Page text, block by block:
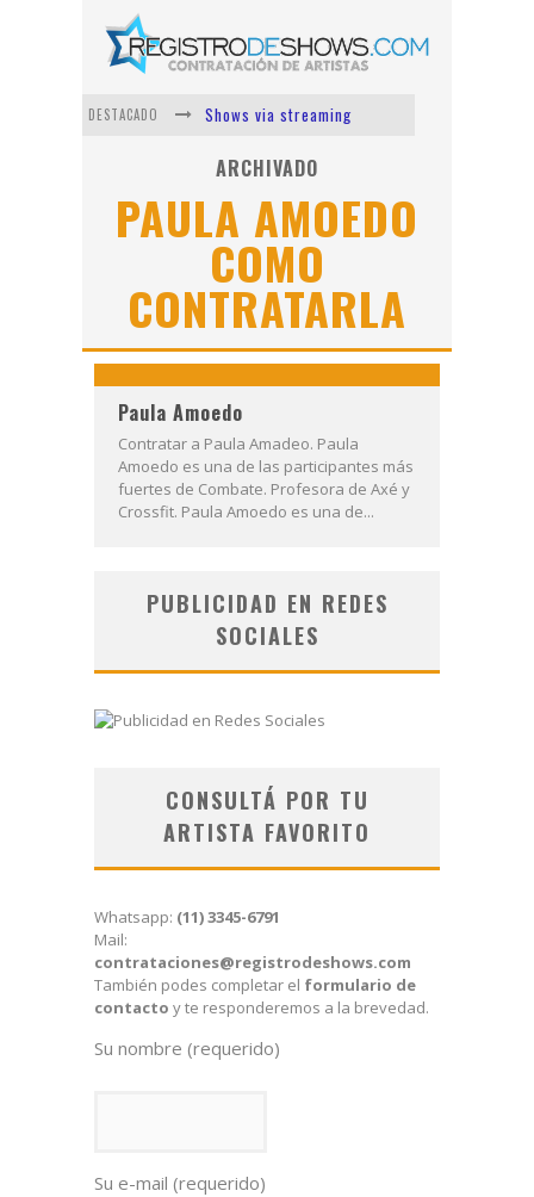
DESTACADO
Shows via streaming
Lit Killah
Nicki Nicole
Duki
Vi Em
Los Ángeles Azules
ARCHIVADO
PAULA AMOEDO
COMO
CONTRATARLA
Paula Amoedo
Contratar a Paula Amadeo. Paula
Amoedo es una de las participantes más
fuertes de Combate. Profesora de Axé y
Crossfit. Paula Amoedo es una de...
PUBLICIDAD EN REDES
SOCIALES
CONSULTÁ POR TU
ARTISTA FAVORITO
Whatsapp: (11) 3345-6791
Mail:
contrataciones@registrodeshows.com
También podes completar el formulario de
contacto y te responderemos a la brevedad.
Su nombre (requerido)
Su e-mail (requerido)